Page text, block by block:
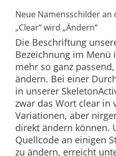
Neue Namensschilder an
„Clear“ wird „Ändern“
Die Beschriftung
Bezeichnung im Menü
mehr so ganz
ändern. Bei einer
in unserer
zwar das Wort clear in
Variationen, aber
direkt ändern können.
Quellcode an einigen
zu ändern, erreicht